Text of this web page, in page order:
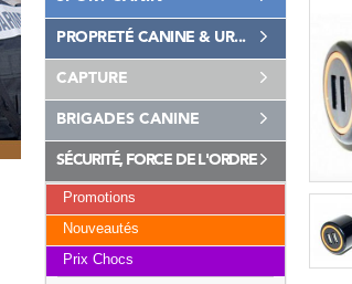
PROPRETÉ CANINE & UR...
CAPTURE
BRIGADES CANINE
SÉCURITÉ, FORCE DE L'ORDRE
Promotions
Nouveautés
Prix Chocs